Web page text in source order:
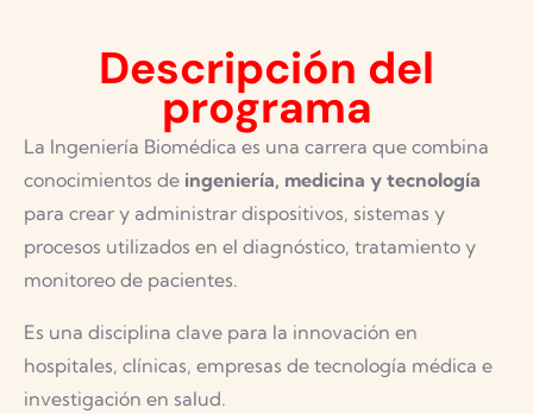
Descripción del
programa
La Ingeniería Biomédica es una carrera que combina
conocimientos de ingeniería, medicina y tecnología
para crear y administrar dispositivos, sistemas y
procesos utilizados en el diagnóstico, tratamiento y
monitoreo de pacientes.
Es una disciplina clave para la innovación en
hospitales, clínicas, empresas de tecnología médica e
investigación en salud.